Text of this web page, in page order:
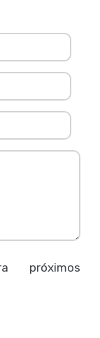
próximos